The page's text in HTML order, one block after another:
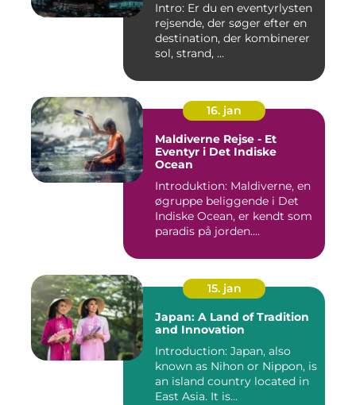
Intro: Er du en eventyrlysten
rejsende, der søger efter en
destination, der kombinerer
sol, strand, ...
16. jan
Maldiverne Rejse - Et
Eventyr i Det Indiske
Ocean
Introduktion: Maldiverne, en
øgruppe beliggende i Det
Indiske Ocean, er kendt som
paradis på jorden....
15. jan
Japan: A Land of Tradition
and Innovation
Introduction: Japan, also
known as Nihon or Nippon, is
an island country located in
East Asia. It is...